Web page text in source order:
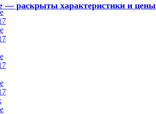
— раскрыты характеристики и цены